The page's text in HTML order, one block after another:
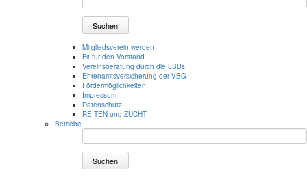
Suchen
Mitgliedsverein werden
Fit für den Vorstand
Vereinsberatung durch die LSBs
Ehrenamtsversicherung der VBG
Fördermöglichkeiten
Impressum
Datenschutz
REITEN und ZUCHT
Betriebe
Suchen